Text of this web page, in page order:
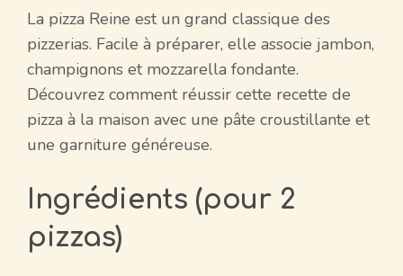
La pizza Reine est un grand classique des
pizzerias. Facile à préparer, elle associe jambon,
champignons et mozzarella fondante.
Découvrez comment réussir cette recette de
pizza à la maison avec une pâte croustillante et
une garniture généreuse.
Ingrédients (pour 2
pizzas)